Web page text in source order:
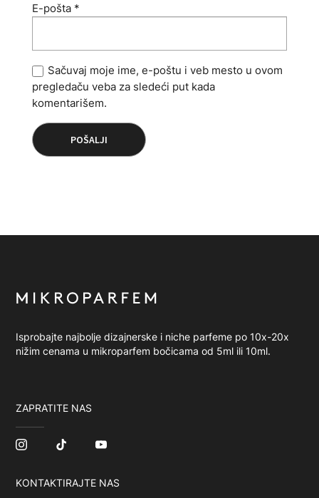
E-pošta *
Sačuvaj moje ime, e-poštu i veb mesto u ovom
pregledaču veba za sledeći put kada
komentarišem.
Isprobajte najbolje dizajnerske i niche parfeme po 10x-20x
nižim cenama u mikroparfem bočicama od 5ml ili 10ml.
ZAPRATITE NAS
KONTAKTIRAJTE NAS